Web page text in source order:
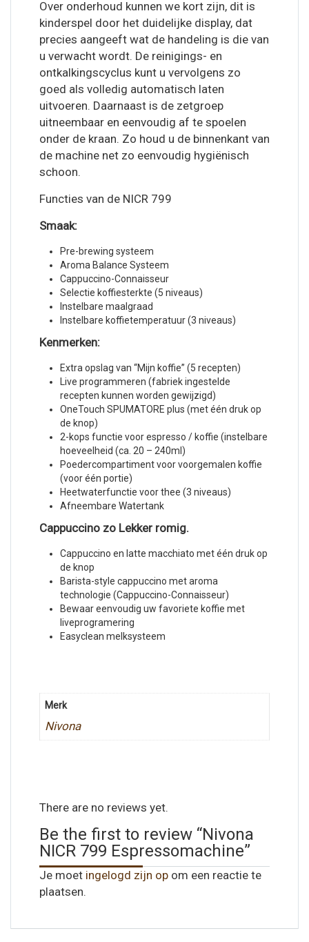
Over onderhoud kunnen we kort zijn, dit is
kinderspel door het duidelijke display, dat
precies aangeeft wat de handeling is die van
u verwacht wordt. De reinigings- en
ontkalkingscyclus kunt u vervolgens zo
goed als volledig automatisch laten
uitvoeren. Daarnaast is de zetgroep
uitneembaar en eenvoudig af te spoelen
onder de kraan. Zo houd u de binnenkant van
de machine net zo eenvoudig hygiënisch
schoon.
Functies van de NICR 799
Smaak:
Pre-brewing systeem
Aroma Balance Systeem
Cappuccino-Connaisseur
Selectie koffiesterkte (5 niveaus)
Instelbare maalgraad
Instelbare koffietemperatuur (3 niveaus)
Kenmerken:
Extra opslag van “Mijn koffie” (5 recepten)
Live programmeren (fabriek ingestelde
recepten kunnen worden gewijzigd)
OneTouch SPUMATORE plus (met één druk op
de knop)
2-kops functie voor espresso / koffie (instelbare
hoeveelheid (ca. 20 – 240ml)
Poedercompartiment voor voorgemalen koffie
(voor één portie)
Heetwaterfunctie voor thee (3 niveaus)
Afneembare Watertank
Cappuccino zo Lekker romig.
Cappuccino en latte macchiato met één druk op
de knop
Barista-style cappuccino met aroma
technologie (Cappuccino-Connaisseur)
Bewaar eenvoudig uw favoriete koffie met
liveprogramering
Easyclean melksysteem
Merk
Nivona
There are no reviews yet.
Be the first to review “Nivona
NICR 799 Espressomachine”
Je moet ingelogd zijn op om een reactie te
plaatsen.